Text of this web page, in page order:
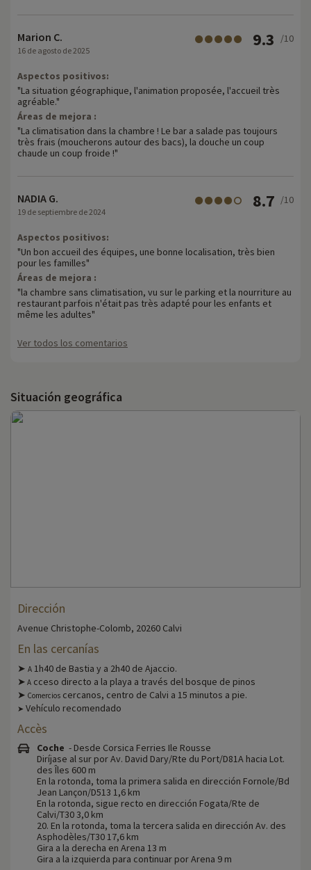
Marion C.
16 de agosto de 2025
9.3 /10
Aspectos positivos:
"La situation géographique, l'animation proposée, l'accueil très
agréable."
Áreas de mejora :
"La climatisation dans la chambre ! Le bar a salade pas toujours
très frais (moucherons autour des bacs), la douche un coup
chaude un coup froide !"
NADIA G.
19 de septiembre de 2024
8.7 /10
Aspectos positivos:
"Un bon accueil des équipes, une bonne localisation, très bien
pour les familles"
Áreas de mejora :
"la chambre sans climatisation, vu sur le parking et la nourriture au
restaurant parfois n'était pas très adapté pour les enfants et
même les adultes"
Ver todos los comentarios
Situación geográfica
Dirección
Avenue Christophe-Colomb, 20260 Calvi
En las cercanías
➤ A 1h40 de Bastia y a 2h40 de Ajaccio.
➤ A cceso directo a la playa a través del bosque de pinos
➤ Comercios cercanos, centro de Calvi a 15 minutos a pie.
➤ Vehículo recomendado
Accès
Coche - Desde Corsica Ferries Ile Rousse
Diríjase al sur por Av. David Dary/Rte du Port/D81A hacia Lot.
des Îles 600 m
En la rotonda, toma la primera salida en dirección Fornole/Bd
Jean Lançon/D513 1,6 km
En la rotonda, sigue recto en dirección Fogata/Rte de
Calvi/T30 3,0 km
20. En la rotonda, toma la tercera salida en dirección Av. des
Asphodèles/T30 17,6 km
Gira a la derecha en Arena 13 m
Gira a la izquierda para continuar por Arena 9 m